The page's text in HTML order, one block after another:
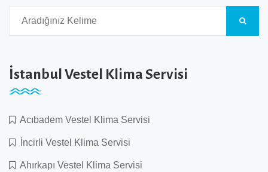
İstanbul Vestel Klima Servisi
Acıbadem Vestel Klima Servisi
İncirli Vestel Klima Servisi
Ahırkapı Vestel Klima Servisi